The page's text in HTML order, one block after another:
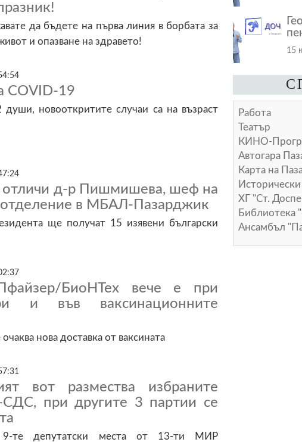
да бъдете на първа линия в борбата за
и опазване на здравето!
COVID-19
души, новооткритите случаи са на възраст
отличи д-р Пишмишева, шеф на
в МБАЛ-Пазарджик
ще получат 15 изявени български
БиоНТех вече е при
и във ваксинационните
нова доставка от ваксината
вот размества избраните
при другите 3 партии се
9-те депутатски места от 13-ти МИР
15
Работа
Театър
КИНО-
Автогара
Карта на
ХГ "Ст.
Библиотека
Ансамбъл